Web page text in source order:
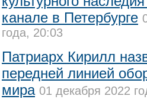
канале в Петербурге
года, 20:03
Патриарх Кирилл
передней линией
мира 01 декабря 2022